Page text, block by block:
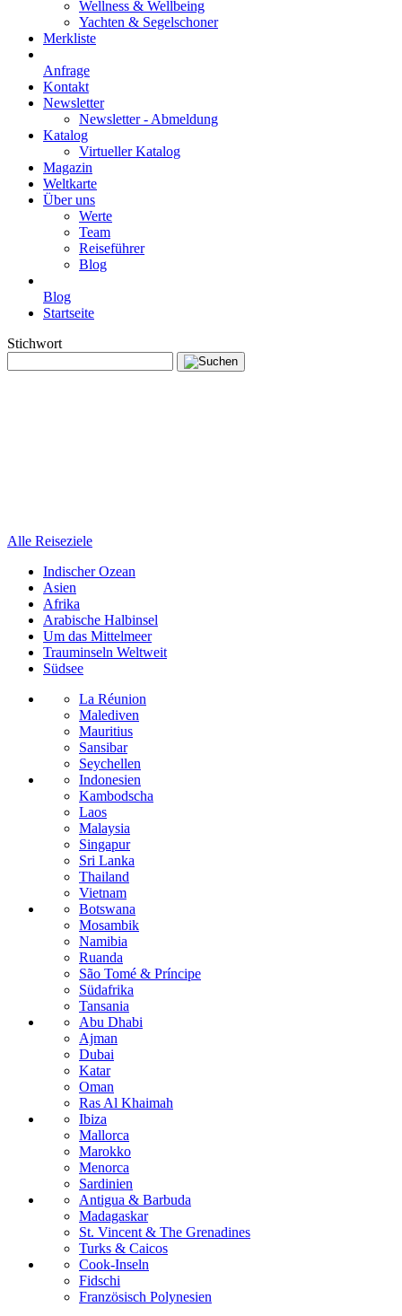
Wellness & Wellbeing
Yachten & Segelschoner
Merkliste
Anfrage
Kontakt
Newsletter
Newsletter - Abmeldung
Katalog
Virtueller Katalog
Magazin
Weltkarte
Über uns
Werte
Team
Reiseführer
Blog
Blog
Startseite
Stichwort
Alle Reiseziele
Indischer Ozean
Asien
Afrika
Arabische Halbinsel
Um das Mittelmeer
Trauminseln Weltweit
Südsee
La Réunion
Malediven
Mauritius
Sansibar
Seychellen
Indonesien
Kambodscha
Laos
Malaysia
Singapur
Sri Lanka
Thailand
Vietnam
Botswana
Mosambik
Namibia
Ruanda
São Tomé & Príncipe
Südafrika
Tansania
Abu Dhabi
Ajman
Dubai
Katar
Oman
Ras Al Khaimah
Ibiza
Mallorca
Marokko
Menorca
Sardinien
Antigua & Barbuda
Madagaskar
St. Vincent & The Grenadines
Turks & Caicos
Cook-Inseln
Fidschi
Französisch Polynesien